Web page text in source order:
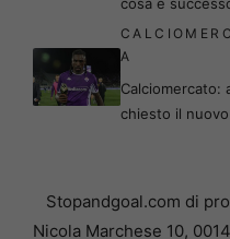
A
Calciomercato:
chiesto il
Stopandgoal.com di
Nicola Marchese 10,